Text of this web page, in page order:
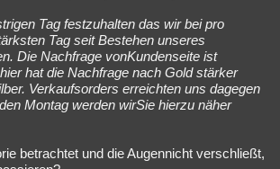
Tag festzuhalten das wir bei pro
Tag seit Bestehen unseres
Die Nachfrage vonKundenseite ist
hat die Nachfrage nach Gold stärker
Verkaufsorders erreichten uns dagegen
Montag werden wirSie hierzu näher
betrachtet und die Augennicht verschließt,